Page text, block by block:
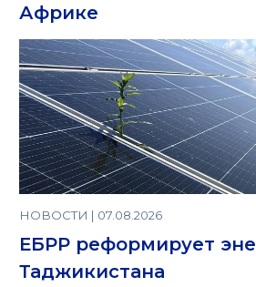
Африке
НОВОСТИ | 07.08.2026
ЕБРР реформирует
Таджикистана